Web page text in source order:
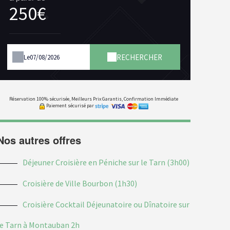
250€
Le RECHERCHER
Réservation 100% sécurisée, Meilleurs Prix Garantis, Confirmation Immédiate
Paiement sécurisé par
autres offres
Déjeuner Croisière en Péniche sur le Tarn (3h00)
Croisière de Ville Bourbon (1h30)
Croisière Cocktail Déjeunatoire ou Dînatoire sur
Tarn à Montauban 2h